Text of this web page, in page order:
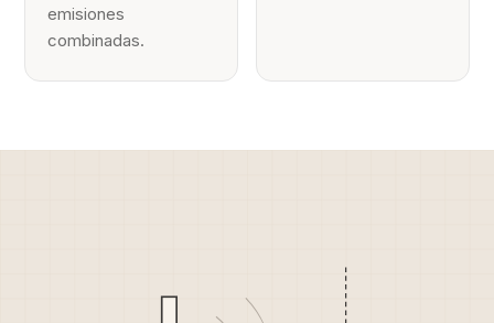
emisiones
combinadas.